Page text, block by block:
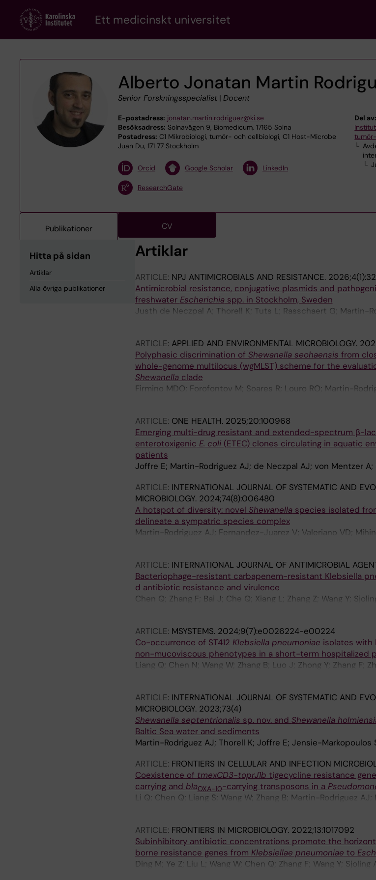
content
Ett medicinskt universitet
Alberto Jonatan Martin
Senior Forskningsspecialist| Docent
E-postadress: jonatan.martin.rodriguez@ki.se
Besöksadress: Solnavägen 9, Biomedicum, 17165 Solna
Postadress: C1 Mikrobiologi, tumör- och cellbiologi, C1 Host-Microbe
Juan Du, 171 77 Stockholm
Del av:
Orcid Google Scholar LinkedIn
ResearchGate
Publikationer CV
Hitta på sidan
Artiklar
Alla övriga publikationer
Artiklar
ARTICLE: NPJ ANTIMICROBIALS AND RESISTANCE. 2026;4(1):32
Antimicrobial resistance, conjugative plasmids and
freshwater Escherichiaspp. in Stockholm, Sweden
Justh de Neczpal A; Thorell K; Tuts L; Rasschaert G; Martin-
ARTICLE: APPLIED AND ENVIRONMENTAL MICROBIOLOGY.
Polyphasic discrimination of Shewanella seohaensis from
whole-genome multilocus (wgMLST) scheme for the
Shewanellaclade
Firmino MDO; Forofontov M; Soares R; Louro RO; Martin-
ARTICLE: ONE HEALTH. 2025;20:100968
Emerging multi-drug resistant and extended-spectrum β-
enterotoxigenic E. coli(ETEC) clones circulating in aquatic
patients
Joffre E; Martin-Rodriguez AJ; de Neczpal AJ; von Mentzer A;
ARTICLE: INTERNATIONAL JOURNAL OF SYSTEMATIC AND
MICROBIOLOGY. 2024;74(8):006480
A hotspot of diversity: novel Shewanellaspecies isolated
delineate a sympatric species complex
Martin-Rodriguez AJ; Fernandez-Juarez V; Valeriano VD;
ARTICLE: INTERNATIONAL JOURNAL OF ANTIMICROBIAL
Bacteriophage-resistant carbapenem-resistant Klebsiella
d antibiotic resistance and virulence
Chen Q; Zhang F; Bai J; Che Q; Xiang L; Zhang Z; Wang Y;
ARTICLE: MSYSTEMS. 2024;9(7):e0026224-e00224
Co-occurrence of ST412 Klebsiella pneumoniae isolates with
non-mucoviscous phenotypes in a short-term hospitalized
Liang Q; Chen N; Wang W; Zhang B; Luo J; Zhong Y; Zhang F;
ARTICLE: INTERNATIONAL JOURNAL OF SYSTEMATIC AND
MICROBIOLOGY. 2023;73(4)
Shewanella septentrionalis sp. nov. and Shewanella
Baltic Sea water and sediments
Martin-Rodriguez AJ; Thorell K; Joffre E; Jensie-Markopoulos
ARTICLE: FRONTIERS IN CELLULAR AND INFECTION
Coexistence of tmexCD3-toprJ1b tigecycline resistance
carrying and blaOXA-10-carrying transposons in a
Li Q; Chen Q; Liang S; Wang W; Zhang B; Martin-Rodriguez AJ;
ARTICLE: FRONTIERS IN MICROBIOLOGY. 2022;13:1017092
Subinhibitory antibiotic concentrations promote the
borne resistance genes from Klebsiellae pneumoniae to
Ding M; Ye Z; Liu L; Wang W; Chen Q; Zhang F; Wang Y;